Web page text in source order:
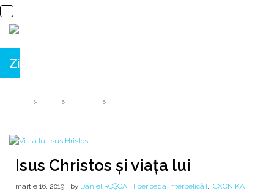
Zi:
Isus Christos și viața lui
martie 16, 2019 by Daniel ROȘCA [ perioada interbelică ], ICXCNIKA